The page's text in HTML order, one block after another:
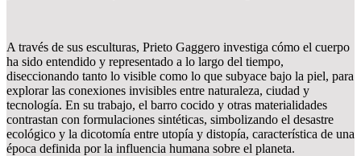
A través de sus esculturas, Prieto Gaggero investiga cómo el cuerpo
ha sido entendido y representado a lo largo del tiempo,
diseccionando tanto lo visible como lo que subyace bajo la piel, para
explorar las conexiones invisibles entre naturaleza, ciudad y
tecnología. En su trabajo, el barro cocido y otras materialidades
contrastan con formulaciones sintéticas, simbolizando el desastre
ecológico y la dicotomía entre utopía y distopía, característica de una
época definida por la influencia humana sobre el planeta.